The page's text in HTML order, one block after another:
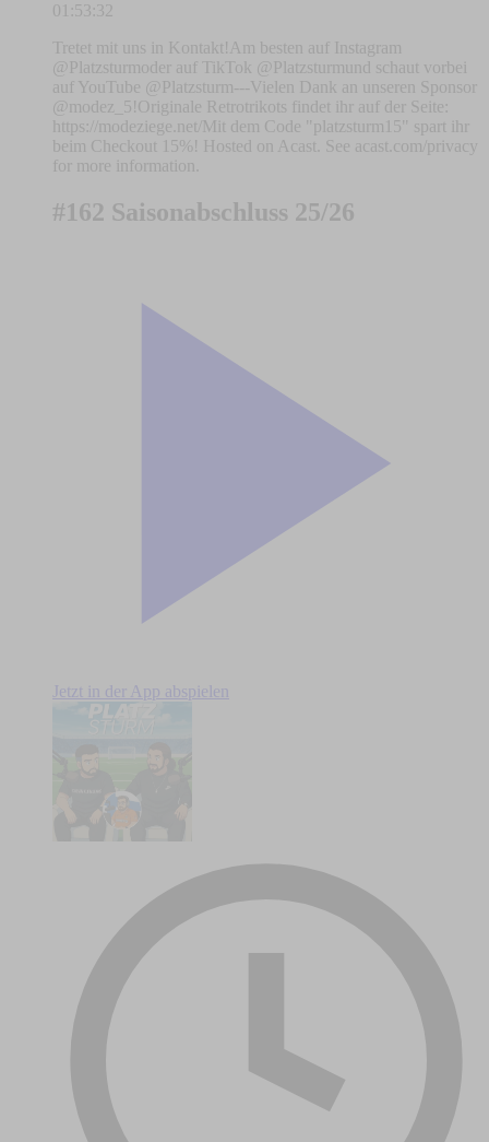
01:53:32
Tretet mit uns in Kontakt!Am besten auf Instagram
@Platzsturmoder auf TikTok @Platzsturmund schaut vorbei
auf YouTube @Platzsturm---Vielen Dank an unseren Sponsor
@modez_5!Originale Retrotrikots findet ihr auf der Seite:
https://modeziege.net/Mit dem Code "platzsturm15" spart ihr
beim Checkout 15%! Hosted on Acast. See acast.com/privacy
for more information.
#162 Saisonabschluss 25/26
Jetzt in der App abspielen